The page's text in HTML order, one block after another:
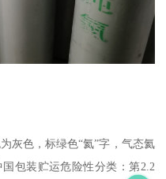
灰色，标绿色“氦”字，气态氦
包装贮运危险性分类：第2.2